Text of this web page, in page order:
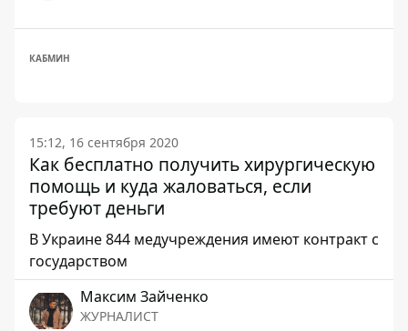
КАБМИН
15:12, 16 сентября 2020
Как бесплатно получить хирургическую
помощь и куда жаловаться, если
требуют деньги
В Украине 844 медучреждения имеют контракт с
государством
Максим Зайченко
ЖУРНАЛИСТ